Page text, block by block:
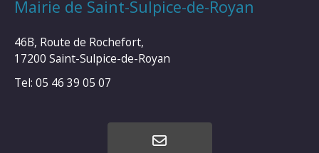
Mairie de Saint-Sulpice-de-Royan
46B, Route de Rochefort,
17200 Saint-Sulpice-de-Royan
Tel: 05 46 39 05 07